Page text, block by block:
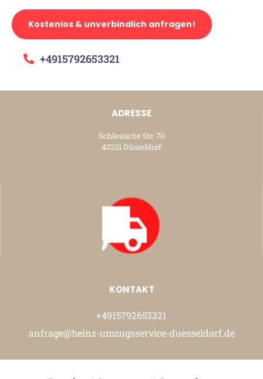
Kostenlos & unverbindlich anfragen!
+4915792653321
ADRESSE
Schlesische Str. 70
40231 Düsseldorf
KONTAKT
+4915792653321
anfrage@heinz-umzugsservice-duesseldorf.de